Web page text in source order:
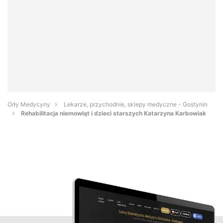
Orły Medycyny
Lekarze, przychodnie, sklepy medyczne - Gostynin
Rehabilitacja niemowląt i dzieci starszych Katarzyna Karbowiak